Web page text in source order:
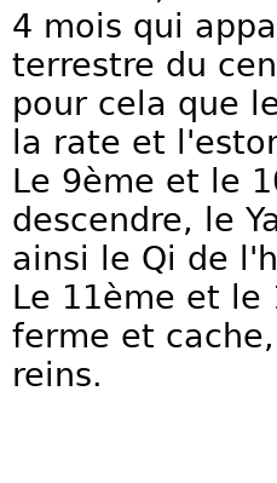
4 mois qui
terrestre du
pour cela que
la rate et
Le 9ème et le
descendre, le
ainsi le Qi de
Le 11ème et le
ferme et
reins.